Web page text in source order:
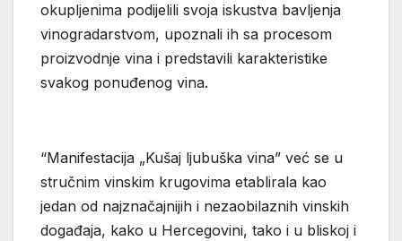
okupljenima podijelili svoja iskustva bavljenja
vinogradarstvom, upoznali ih sa procesom
proizvodnje vina i predstavili karakteristike
svakog ponuđenog vina.
“Manifestacija „Kušaj ljubuška vina” već se u
stručnim vinskim krugovima etablirala kao
jedan od najznačajnijih i nezaobilaznih vinskih
događaja, kako u Hercegovini, tako i u bliskoj i